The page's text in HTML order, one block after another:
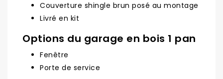
Couverture shingle brun posé au montage
Livré en kit
Options du garage en bois 1 pan
Fenêtre
Porte de service